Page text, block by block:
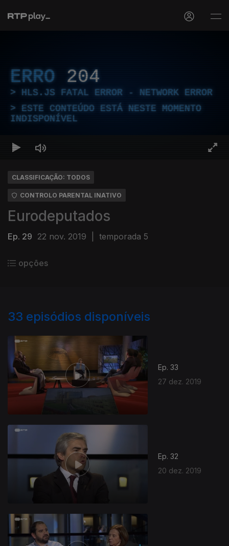
ERRO 204
HLS.JS FATAL ERROR - NETWORK ERROR
ESTE CONTEÚDO ESTÁ NESTE MOMENTO
INDISPONÍVEL
CLASSIFICAÇÃO: TODOS
CONTROLO PARENTAL INATIVO
Eurodeputados
Ep. 29 22 nov. 2019 temporada 5
opções
33 episódios disponíveis
Ep. 33
27 dez. 2019
Ep. 32
20 dez. 2019